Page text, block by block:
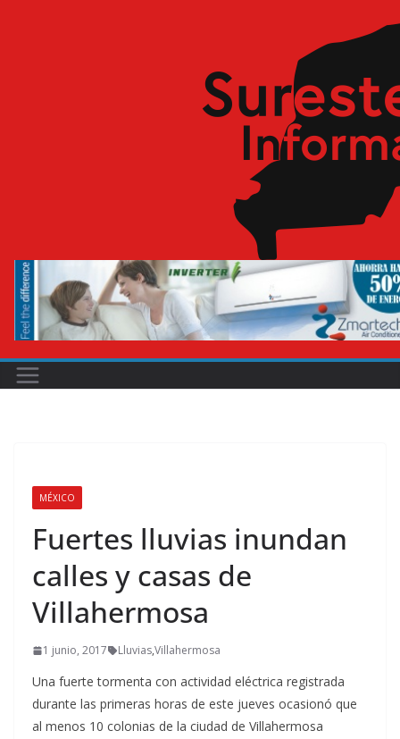
MÉXICO
Fuertes lluvias inundan
calles y casas de
Villahermosa
1 junio, 2017 Lluvias,Villahermosa
Una fuerte tormenta con actividad eléctrica registrada
durante las primeras horas de este jueves ocasionó que
al menos 10 colonias de la ciudad de Villahermosa